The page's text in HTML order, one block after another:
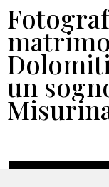
un